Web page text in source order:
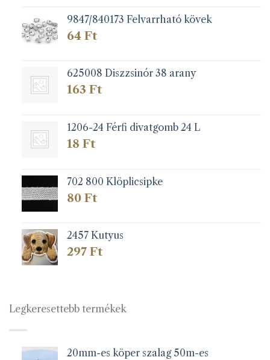
9847/840173 Felvarrható kövek
64 Ft
625008 Diszzsinór 38 arany
163 Ft
1206-24 Férfi divatgomb 24 L
18 Ft
702 800 Klöplicsipke
80 Ft
2457 Kutyus
297 Ft
Legkeresettebb termékek
20mm-es köper szalag 50m-es